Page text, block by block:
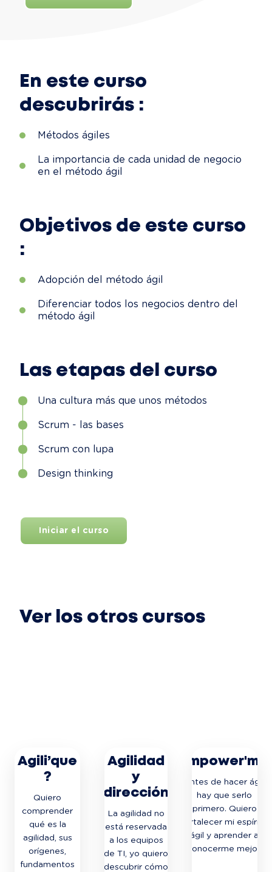
En este curso
descubrirás :
Métodos ágiles
La importancia de cada unidad de negocio
en el método ágil
Objetivos de este curso
:
Adopción del método ágil
Diferenciar todos los negocios dentro del
método ágil
Las etapas del curso
Una cultura más que unos métodos
Scrum - las bases
Scrum con lupa
Design thinking
Iniciar el curso
Ver los otros cursos
Agili’que
?
Quiero
comprender
qué es la
agilidad, sus
orígenes,
fundamentos
Agilidad
y
dirección
La agilidad no
está reservada
a los equipos
de TI, yo quiero
descubrir cómo
Empower'me
Antes de hacer ágil,
hay que serlo
primero. Quiero
fortalecer mi espíritu
ágil y aprender a
conocerme mejor.